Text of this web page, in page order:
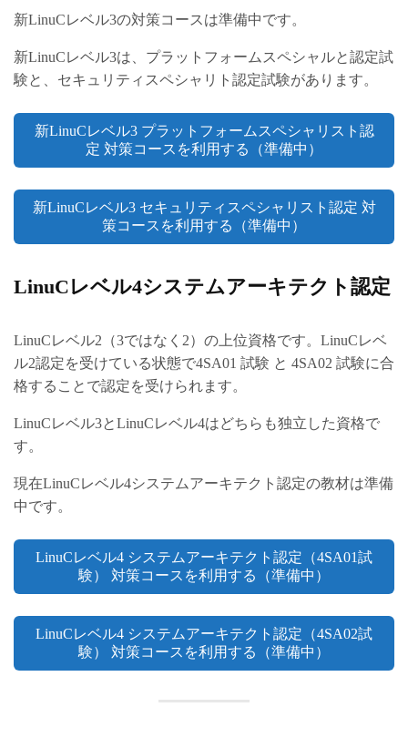
新LinuCレベル3の対策コースは準備中です。
新LinuCレベル3は、プラットフォームスペシャルと認定試
験と、セキュリティスペシャリト認定試験があります。
新LinuCレベル3 プラットフォームスペシャリスト認
定 対策コースを利用する（準備中）
新LinuCレベル3 セキュリティスペシャリスト認定 対
策コースを利用する（準備中）
LinuCレベル4システムアーキテクト認定
LinuCレベル2（3ではなく2）の上位資格です。LinuCレベ
ル2認定を受けている状態で4SA01 試験 と 4SA02 試験に合
格することで認定を受けられます。
LinuCレベル3とLinuCレベル4はどちらも独立した資格で
す。
現在LinuCレベル4システムアーキテクト認定の教材は準備
中です。
LinuCレベル4 システムアーキテクト認定（4SA01試
験） 対策コースを利用する（準備中）
LinuCレベル4 システムアーキテクト認定（4SA02試
験） 対策コースを利用する（準備中）